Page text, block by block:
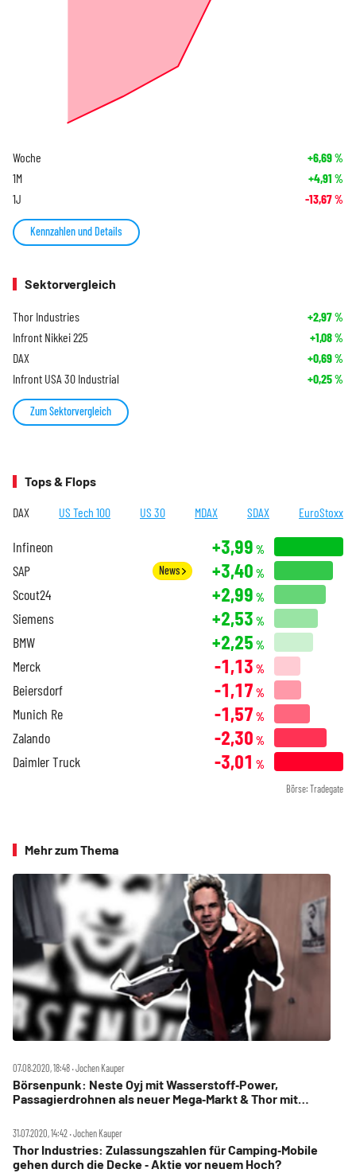
Woche +6,69%
1M +4,91 %
1J -13,67%
Kennzahlen und Details
Sektorvergleich
Thor Industries +2,97%
Infront Nikkei 225 +1,08%
DAX +0,69%
Infront USA 30 Industrial +0,25%
Zum Sektorvergleich
Tops & Flops
DAX US Tech 100 US 30 MDAX SDAX EuroStoxx
Infineon +3,99 %
SAP News +3,40 %
Scout24 +2,99 %
Siemens +2,53 %
BMW +2,25 %
Merck -1,13 %
Beiersdorf -1,17 %
Munich Re -1,57 %
Zalando -2,30 %
Daimler Truck -3,01 %
Börse: Tradegate
Mehr zum Thema
07.08.2020, 18:48 ‧ Jochen Kauper
Börsenpunk: Neste Oyj mit Wasserstoff‑Power,
Passagierdrohnen als neuer Mega‑Markt & Thor mit
Tech‑Dauerläufer Paycom‑ darum liegen diese Aktien im
Trend
31.07.2020, 14:42 ‧ Jochen Kauper
Thor Industries: Zulassungszahlen für Camping‑Mobile
gehen durch die Decke ‑ Aktie vor neuem Hoch?